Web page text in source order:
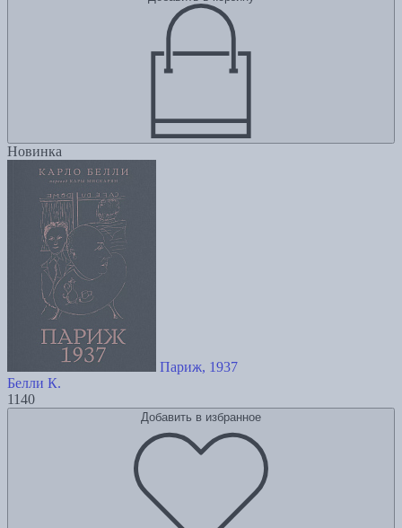
Новинка
Париж, 1937
Белли К.
1140
Добавить в избранное